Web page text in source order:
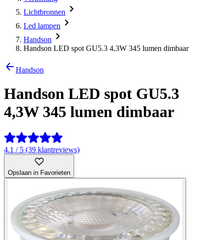
Lichtbronnen
Led lampen
Handson
Handson LED spot GU5.3 4,3W 345 lumen dimbaar
Handson
Handson LED spot GU5.3
4,3W 345 lumen dimbaar
4.1 / 5 (39 klantreviews)
Opslaan in Favorieten